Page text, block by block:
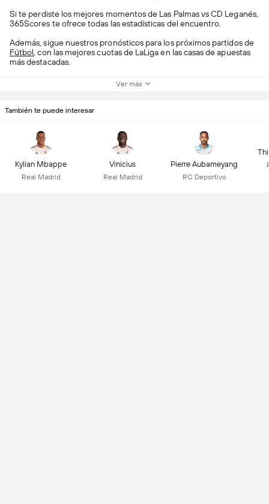
Si te perdiste los mejores momentos de Las Palmas vs CD Leganés,
365Scores te ofrece todas las estadísticas del encuentro.
Además, sigue nuestros pronósticos para los próximos partidos de
Fútbol , con las mejores cuotas de LaLiga en las casas de apuestas
más destacadas.
Ver más
También te puede interesar
Kylian Mbappe
Real Madrid
Vinicius
Real Madrid
Pierre Aubameyang
RC Deportivo